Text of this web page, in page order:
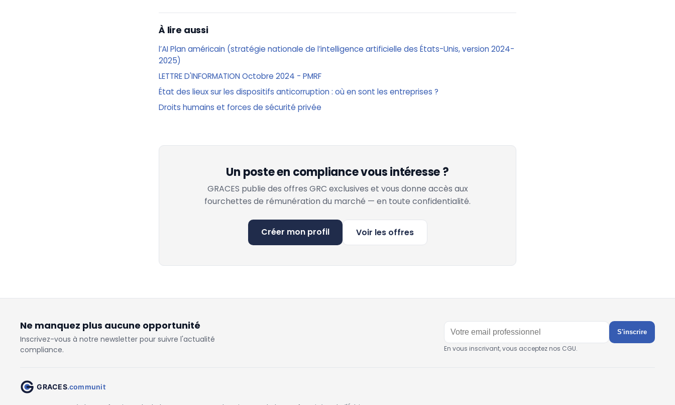
À lire aussi
l’AI Plan américain (stratégie nationale de l’intelligence artificielle des États-Unis, version 2024-
2025)
LETTRE D'INFORMATION Octobre 2024 - PMRF
État des lieux sur les dispositifs anticorruption : où en sont les entreprises ?
Droits humains et forces de sécurité privée
Un poste en compliance vous intéresse ?
GRACES publie des offres GRC exclusives et vous donne accès aux
fourchettes de rémunération du marché — en toute confidentialité.
Créer mon profil Voir les offres
Ne manquez plus aucune opportunité
Inscrivez-vous à notre newsletter pour suivre l'actualité
compliance.
S'inscrire
En vous inscrivant, vous acceptez nos CGU.